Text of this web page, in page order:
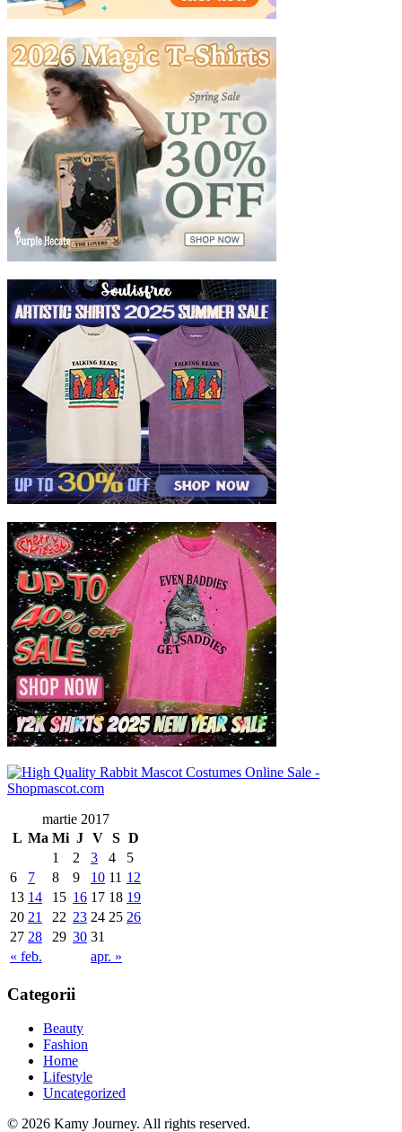
martie 2017
L Ma Mi J V S D
« feb. apr. »
1 2 3 4
5
6
7 8 9 10 11 12
13 14 15 16 17 18 19
20 21 22 23 24 25 26
27 28 29 30 31
Categorii
Beauty
Fashion
Home
Lifestyle
Uncategorized
© 2026 Kamy Journey. All rights reserved.